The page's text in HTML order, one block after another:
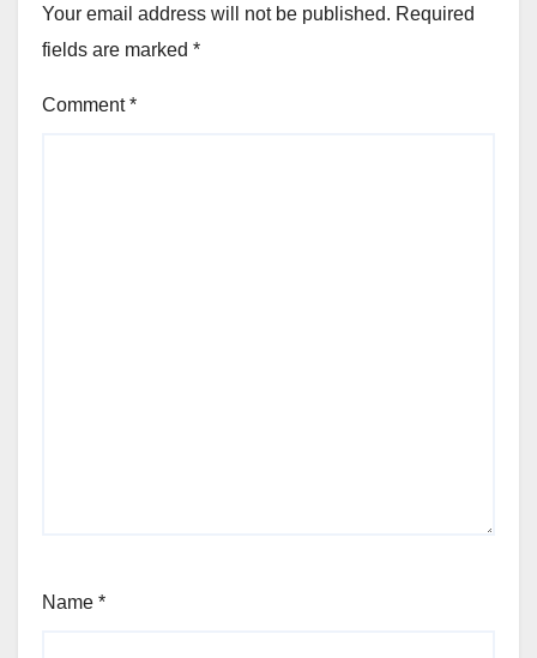
Your email address will not be published. Required
fields are marked *
Comment*
Name *